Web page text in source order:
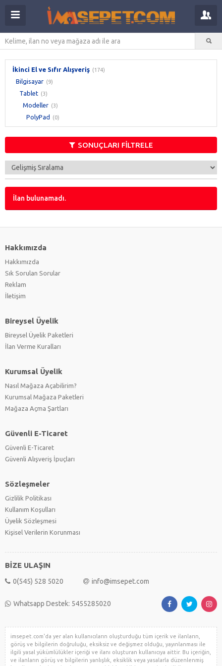
İkinci El ve Sıfır Alışveriş (174)
Bilgisayar (9)
Tablet (3)
Modeller (3)
PolyPad (0)
SONUÇLARI FİLTRELE
İlan bulunamadı.
Hakkımızda
Hakkımızda
Sık Sorulan Sorular
Reklam
İletişim
Bireysel Üyelik
Bireysel Üyelik Paketleri
İlan Verme Kuralları
Kurumsal Üyelik
Nasıl Mağaza Açabilirim?
Kurumsal Mağaza Paketleri
Mağaza Açma Şartları
Güvenli E-Ticaret
Güvenli E-Ticaret
Güvenli Alışveriş İpuçları
Sözleşmeler
Gizlilik Politikası
Kullanım Koşulları
Üyelik Sözleşmesi
Kişisel Verilerin Korunması
BİZE ULAŞIN
0(545) 528 5020 info@imsepet.com
Whatsapp Destek: 5455285020
imsepet.com'da yer alan kullanıcıların oluşturduğu tüm içerik ve ilanların,
görüş ve bilgilerin doğruluğu, eksiksiz ve değişmez olduğu, yayınlanması ile
ilgili yasal yükümlülükler içeriği ve ilanı oluşturan kullanıcıya aittir. Bu içeriğin,
ve ilanların görüş ve bilgilerin yanlışlık, eksiklik veya yasalarla düzenlenmiş